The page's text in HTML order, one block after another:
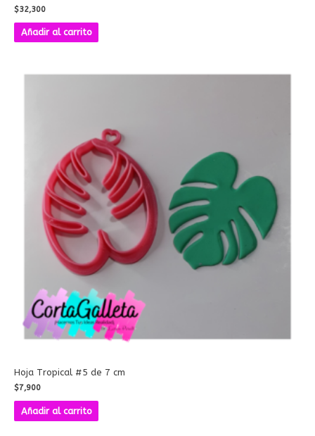
$32,300
Añadir al carrito
Hoja Tropical #5 de 7 cm
$7,900
Añadir al carrito